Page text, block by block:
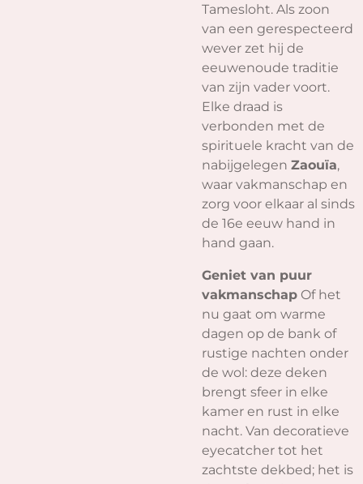
Tamesloht. Als zoon
van een gerespecteerd
wever zet hij de
eeuwenoude traditie
van zijn vader voort.
Elke draad is
verbonden met de
spirituele kracht van de
nabijgelegen Zaouïa,
waar vakmanschap en
zorg voor elkaar al sinds
de 16e eeuw hand in
hand gaan.
Geniet van puur
vakmanschap Of het
nu gaat om warme
dagen op de bank of
rustige nachten onder
de wol: deze deken
brengt sfeer in elke
kamer en rust in elke
nacht. Van decoratieve
eyecatcher tot het
zachtste dekbed; het is